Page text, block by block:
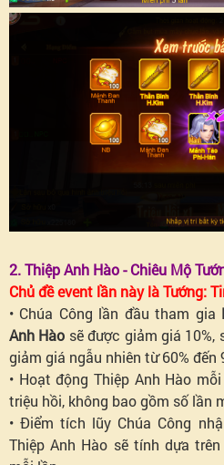
2. Thiệp Anh Hào - Chiêu Mộ
Chủ đề event lần này là Tướng:
• Chúa Công lần đầu tham gia
Anh Hào sẽ được giảm giá 10%,
giảm giá ngẫu nhiên từ 60% đến
• Hoạt động Thiệp Anh Hào
triệu hồi, không bao gồm số lần
• Điểm tích lũy Chúa Công
Thiệp Anh Hào sẽ tính dựa